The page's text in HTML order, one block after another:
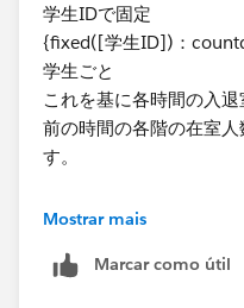
よいです。
入退室がセットになっ
にデータ内にレコードを
いう条件で抽出すること
サンプルワークブック
学生IDで固定
{fixed([学生ID])：
学生ごと
これを基に各時間の入退
前の時間の各階の在室
す。
列は時刻（１時間ごとの
マーク：階数、区画
Mostrar mais
Marcar como útil